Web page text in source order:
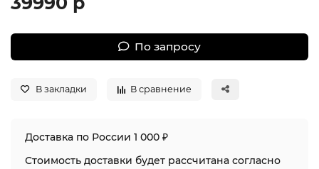
По запросу
В закладки В сравнение
Доставка по России 1 000 ₽
Стоимость доставки будет рассчитана согласно